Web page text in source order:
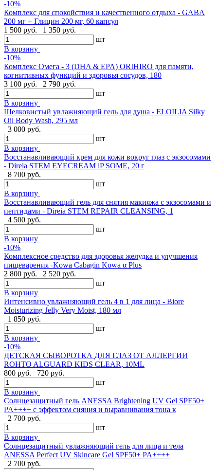
-10%
Комплекс для спокойствия и качественного отдыха - GABA
200 мг + Глицин 200 мг, 60 капсул
1 500 руб.
1 350 руб.
шт
В корзину
-10%
Комплекс Омега - 3 (DHA & EPA) ORIHIRO для памяти,
когнитивных функций и здоровья сосудов, 180
3 100 руб.
2 790 руб.
шт
В корзину
Шелковистый увлажняющий гель для душа - ELOILIA Silky
Oil Body Wash, 295 мл
3 000 руб.
шт
В корзину
Восстанавливающий крем для кожи вокруг глаз с экзосомами
- Direia STEM EYECREAM iP SOME, 20 г
8 700 руб.
шт
В корзину
Восстанавливающий гель для снятия макияжа с экзосомами и
пептидами - Direia STEM REPAIR CLEANSING, 1
4 500 руб.
шт
В корзину
-10%
Комплексное средство для здоровья желудка и улучшения
пищеварения -Kowa Cabagin Kowa α Plus
2 800 руб.
2 520 руб.
шт
В корзину
Интенсивно увлажняющий гель 4 в 1 для лица - Biore
Moisturizing Jelly Very Moist, 180 мл
1 850 руб.
шт
В корзину
-10%
ДЕТСКАЯ СЫВОРОТКА ДЛЯ ГЛАЗ ОТ АЛЛЕРГИИ
ROHTO ALGUARD KIDS CLEAR, 10ML
800 руб.
720 руб.
шт
В корзину
Солнцезащитный гель ANESSA Brightening UV Gel SPF50+
PA++++ с эффектом сияния и выравнивания тона к
2 700 руб.
шт
В корзину
Солнцезащитный увлажняющий гель для лица и тела
ANESSA Perfect UV Skincare Gel SPF50+ PA++++
2 700 руб.